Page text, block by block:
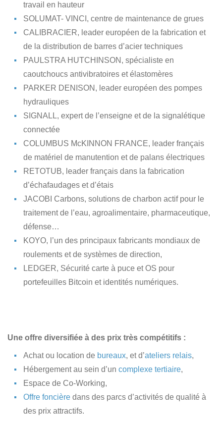
travail en hauteur
SOLUMAT- VINCI, centre de maintenance de grues
CALIBRACIER, leader européen de la fabrication et
de la distribution de barres d’acier techniques
PAULSTRA HUTCHINSON, spécialiste en
caoutchoucs antivibratoires et élastomères
PARKER DENISON, leader européen des pompes
hydrauliques
SIGNALL, expert de l’enseigne et de la signalétique
connectée
COLUMBUS McKINNON FRANCE, leader français
de matériel de manutention et de palans électriques
RETOTUB, leader français dans la fabrication
d’échafaudages et d’étais
JACOBI Carbons, solutions de charbon actif pour le
traitement de l’eau, agroalimentaire, pharmaceutique,
défense…
KOYO, l’un des principaux fabricants mondiaux de
roulements et de systèmes de direction,
LEDGER, Sécurité carte à puce et OS pour
portefeuilles Bitcoin et identités numériques.
Une offre diversifiée à des prix très compétitifs :
Achat ou location de bureaux, et d’ateliers relais,
Hébergement au sein d’un complexe tertiaire,
Espace de Co-Working,
Offre foncière dans des parcs d’activités de qualité à
des prix attractifs.